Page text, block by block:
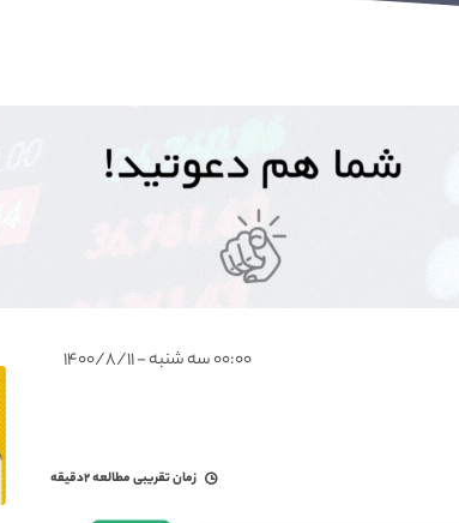
۰۰:۰۰ سه شنبه - ۱۴۰۰/۸/۱۱
زمان تقریبی مطالعه۲دقیقه